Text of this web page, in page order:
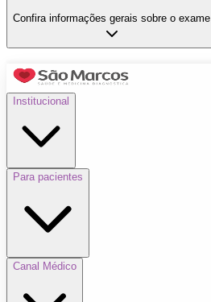
Confira informações gerais sobre o exame
Institucional
Para pacientes
Canal Médico